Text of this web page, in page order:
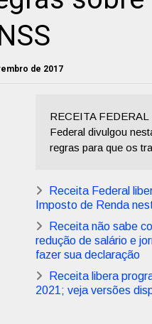
de 2017
RECEITA
Federal divulgou
regras para que os
Receita Federal
Imposto de Renda
Receita não sabe
redução de salário e
fazer sua declaração
Receita libera
2021; veja versões